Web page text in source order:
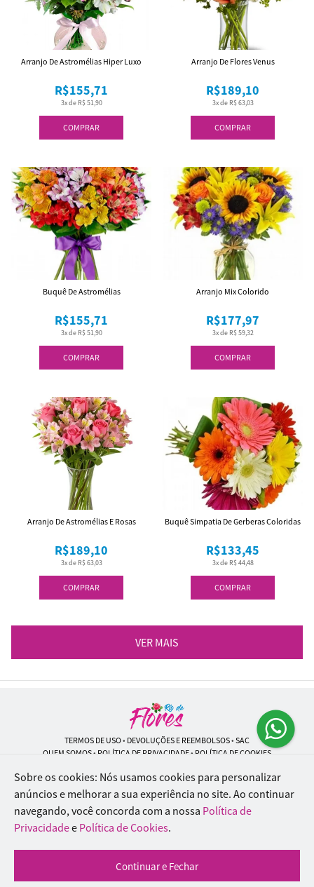
COMPRAR
3x de R$ 51,90
R$155,71
Arranjo De Astromélias Hiper Luxo
COMPRAR
3x de R$ 63,03
R$189,10
Arranjo De Flores Venus
COMPRAR
3x de R$ 51,90
R$155,71
Buquê De Astromélias
COMPRAR
3x de R$ 59,32
R$177,97
Arranjo Mix Colorido
COMPRAR
3x de R$ 63,03
R$189,10
Arranjo De Astromélias E Rosas
COMPRAR
3x de R$ 44,48
R$133,45
Buquê Simpatia De Gerberas Coloridas
VER MAIS
TERMOS DE USO• DEVOLUÇÕES E REEMBOLSOS• SAC
QUEM SOMOS• POLÍTICA DE PRIVACIDADE• POLÍTICA DE COOKIES
Rio de Flores | CNPJ: 18.184.423/0001-74
Rua Lopes Trovão, 42 - Rio de Janeiro - RJ - 20.920-340
WhatsApp: (21) 96451-9290| Telefone: (21) 9 6715-9790
© 2024-2026 - Todos os direitos reservados - Desenvolvido por
Inteligentes
Sobre os cookies: Nós usamos cookies para personalizar
anúncios e melhorar a sua experiência no site. Ao continuar
navegando, você concorda com a nossa Política de
Privacidadee Política de Cookies.
Continuar e Fechar